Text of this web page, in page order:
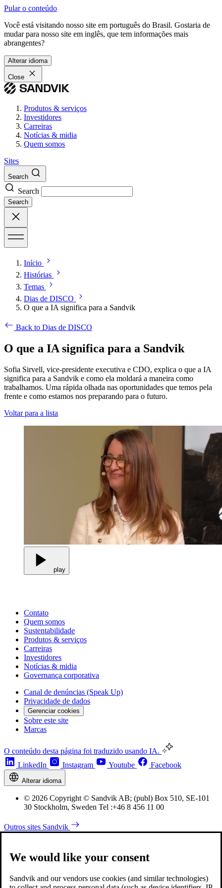
Pular o conteúdo
Você está visitando nosso site em português do Brasil. Gostaria de
mudar para nosso site em inglês, que tem informações mais
abrangentes?
Alterar idioma
Close
Produtos & serviços
Investidores
Carreiras
Notícias & midia
Quem somos
Sites
Search
Search
Search
Início
Histórias
Temas
Dias de DISCO
O que a IA significa para a Sandvik
Back to Dias de DISCO
O que a IA significa para a Sandvik
Sofia Sirvell, vice-presidente executiva e CDO, explica o que a IA
significa para a Sandvik e como ela moldará a maneira como
trabalhamos. Uma rápida olhada nas oportunidades que temos pela
frente e como estamos nos preparando para o futuro.
Voltar para a lista
play
Contato
Quem somos
Sustentabilidade
Produtos & serviços
Carreiras
Investidores
Notícias & midia
Governança corporativa
Canal de denúncias (Speak Up)
Privacidade de dados
Gerenciar cookies
Sobre este site
Marcas
O conteúdo desta página foi traduzido usando IA.
LinkedIn
Instagram Youtube Facebook
Alterar idioma
© 2026 Copyright © Sandvik AB; (publ) Box 510, SE-101
30 Stockholm, Sweden Tel :+46 8 456 11 00
Outros sites Sandvik
We would like your consent
Sandvik and our vendors use cookies (and similar technologies)